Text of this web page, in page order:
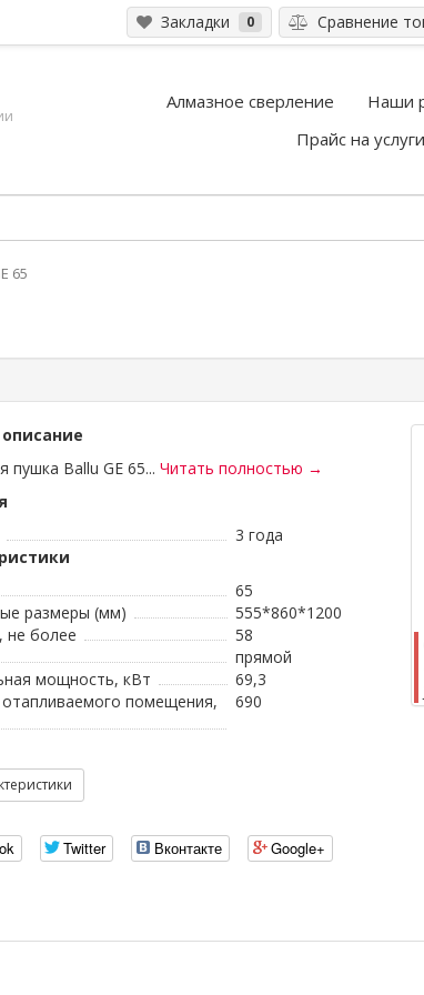
Закладки 0 Сравнение
Алмазное сверление Наши
Прайс на услуги
65
пушка Ballu GE 65... Читать полностью →
3 года
65
размеры (мм)
555*860*1200
не более
58
прямой
мощность, кВт
69,3
помещения,
690
Twitter Вконтакте Google+